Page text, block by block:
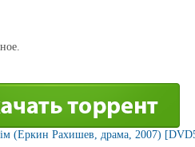
(Еркин Рахишев, драма, 2007)